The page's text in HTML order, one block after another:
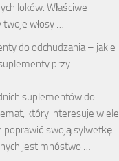
loków. Właściwe
twoje włosy …
do odchudzania – jakie
przy
suplementów do
który interesuje wiele
poprawić swoją sylwetkę.
jest mnóstwo …